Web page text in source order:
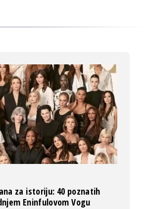
za istoriju: 40 poznatih
Eninfulovom Vogu